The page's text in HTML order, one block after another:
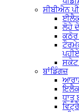
ਸੀਬੀਐਨ
ਲੋਹੇ
ਕਠੋਰ
ਸਕੇਟ
ਬਾਂਡਿੰਗਜ਼
ਧਾਤੂ